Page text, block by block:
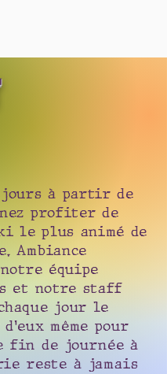
jours à partir de
profiter de
le plus animé de
Ambiance
équipe
et notre staff
jour le
même pour
fin de journée à
reste à jamais